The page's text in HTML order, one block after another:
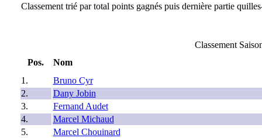
Classement trié par total points gagnés puis dernière partie
Classement
Pos.
Nom
1.
Bruno Cyr
2.
Dany Jobin
3.
Fernand Audet
4.
Marcel Michaud
5.
Marcel Chouinard